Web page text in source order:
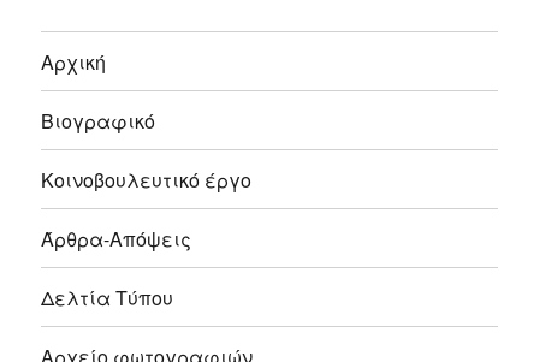
Αρχική
Βιογραφικό
Κοινοβουλευτικό έργο
Άρθρα-Απόψεις
Δελτία Τύπου
Αρχείο φωτογραφιών